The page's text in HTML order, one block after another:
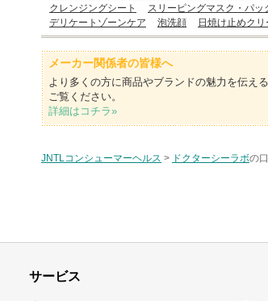
クレンジングシート
スリーピングマスク・パッ
デリケートゾーンケア
泡洗顔 日焼け止めクリ
メーカー関係者の皆様へ
より多くの方に商品やブランドの魅力を伝え
ご覧ください。
詳細はコチラ»
JNTLコンシューマーヘルス > ドクターシーラボの
サービス